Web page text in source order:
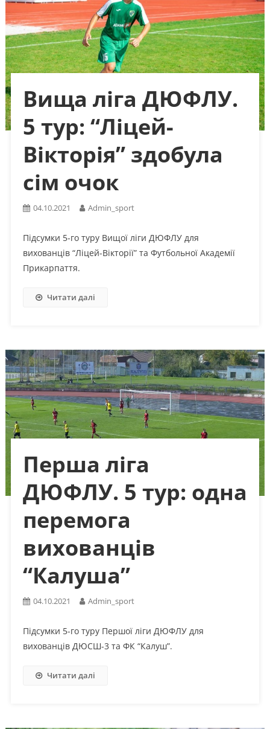
Вища ліга ДЮФЛУ.
5 тур: “Ліцей-
Вікторія” здобула
сім очок
04.10.2021 Admin_sport
Підсумки 5-го туру Вищої ліги ДЮФЛУ для
вихованців “Ліцей-Вікторії” та Футбольної Академії
Прикарпаття.
Читати далі
Перша ліга
ДЮФЛУ. 5 тур: одна
перемога
вихованців
“Калуша”
04.10.2021 Admin_sport
Підсумки 5-го туру Першої ліги ДЮФЛУ для
вихованців ДЮСШ-3 та ФК “Калуш”.
Читати далі